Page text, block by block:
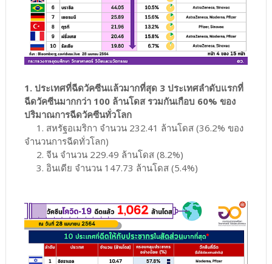
1. ประเทศที่ฉีดวัคซีนแล้วมากที่สุด 3 ประเทศลำดับแรกที่
ฉีดวัคซีนมากกว่า 100 ล้านโดส รวมกันเกือบ 60% ของ
ปริมาณการฉีดวัคซีนทั่วโลก
1. สหรัฐอเมริกา จำนวน 232.41 ล้านโดส (36.2% ของ
จำนวนการฉีดทั่วโลก)
2. จีน จำนวน 229.49 ล้านโดส (8.2%)
3. อินเดีย จำนวน 147.73 ล้านโดส (5.4%)